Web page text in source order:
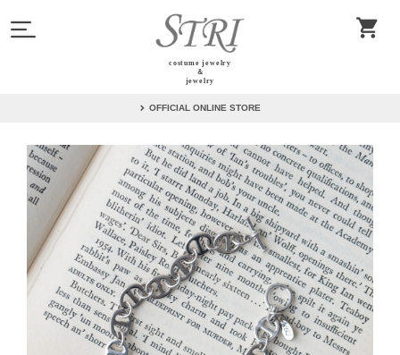
costume jewelry
＆
jewelry
OFFICIAL ONLINE STORE